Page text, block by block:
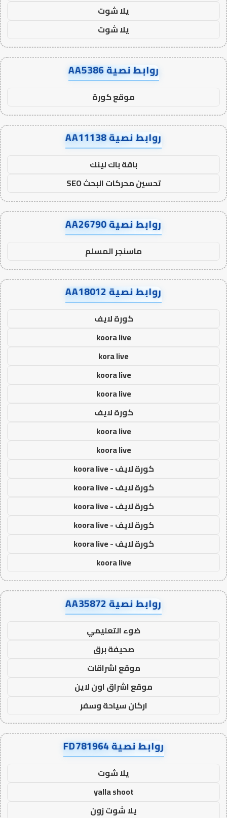
يلا شوت
يلا شوت
روابط نصية AA5386
موقع كورة
روابط نصية AA11138
باقة باك لينك
تحسين محركات البحث SEO
روابط نصية AA26790
ماسنجر المسلم
روابط نصية AA18012
كورة لايف
koora live
kora live
koora live
koora live
كورة لايف
koora live
koora live
كورة لايف - koora live
كورة لايف - koora live
كورة لايف - koora live
كورة لايف - koora live
كورة لايف - koora live
koora live
روابط نصية AA35872
ضوء التعليمي
صحيفة برق
موقع اشراقات
موقع اشراق اون لاين
اركان سياحة وسفر
روابط نصية FD781964
يلا شوت
yalla shoot
يلا شوت زون